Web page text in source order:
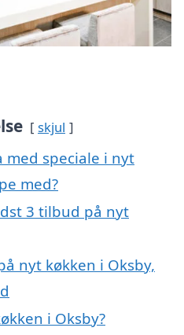
skjul
med speciale i nyt
med?
3 tilbud på nyt
nyt køkken i Oksby,
i Oksby?